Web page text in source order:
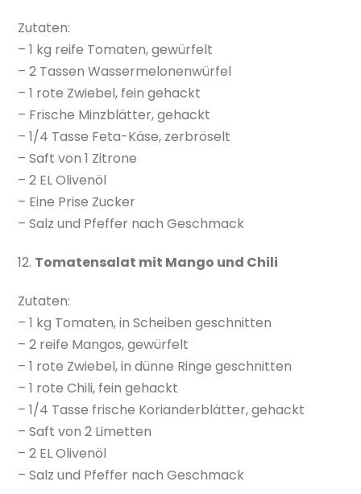
Zutaten:
– 1 kg reife Tomaten, gewürfelt
– 2 Tassen Wassermelonenwürfel
– 1 rote Zwiebel, fein gehackt
– Frische Minzblätter, gehackt
– 1/4 Tasse Feta-Käse, zerbröselt
– Saft von 1 Zitrone
– 2 EL Olivenöl
– Eine Prise Zucker
– Salz und Pfeffer nach Geschmack
12. Tomatensalat mit Mango und Chili
Zutaten:
– 1 kg Tomaten, in Scheiben geschnitten
– 2 reife Mangos, gewürfelt
– 1 rote Zwiebel, in dünne Ringe geschnitten
– 1 rote Chili, fein gehackt
– 1/4 Tasse frische Korianderblätter, gehackt
– Saft von 2 Limetten
– 2 EL Olivenöl
– Salz und Pfeffer nach Geschmack